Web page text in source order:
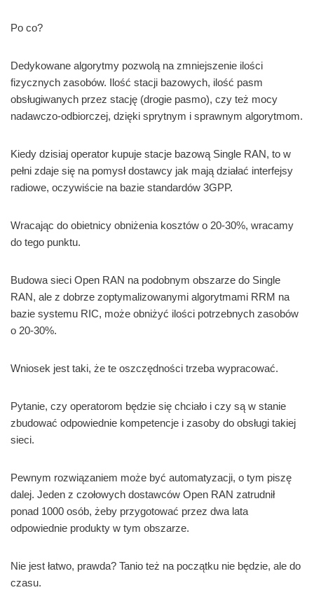
Po co?
Dedykowane algorytmy pozwolą na zmniejszenie ilości
fizycznych zasobów. Ilość stacji bazowych, ilość pasm
obsługiwanych przez stację (drogie pasmo), czy też mocy
nadawczo-odbiorczej, dzięki sprytnym i sprawnym algorytmom.
Kiedy dzisiaj operator kupuje stacje bazową Single RAN, to w
pełni zdaje się na pomysł dostawcy jak mają działać interfejsy
radiowe, oczywiście na bazie standardów 3GPP.
Wracając do obietnicy obniżenia kosztów o 20-30%, wracamy
do tego punktu.
Budowa sieci Open RAN na podobnym obszarze do Single
RAN, ale z dobrze zoptymalizowanymi algorytmami RRM na
bazie systemu RIC, może obniżyć ilości potrzebnych zasobów
o 20-30%.
Wniosek jest taki, że te oszczędności trzeba wypracować.
Pytanie, czy operatorom będzie się chciało i czy są w stanie
zbudować odpowiednie kompetencje i zasoby do obsługi takiej
sieci.
Pewnym rozwiązaniem może być automatyzacji, o tym piszę
dalej. Jeden z czołowych dostawców Open RAN zatrudnił
ponad 1000 osób, żeby przygotować przez dwa lata
odpowiednie produkty w tym obszarze.
Nie jest łatwo, prawda? Tanio też na początku nie będzie, ale do
czasu.